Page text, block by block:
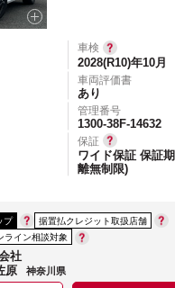
車検
2028(R10)年10月
車両評価書
あり
管理番号
1300-38F-14632
保証
ワイド保証 保証
離無制限)
プ
据置払クレジット取扱店舗
ライン相談対象
社
原
神奈川県